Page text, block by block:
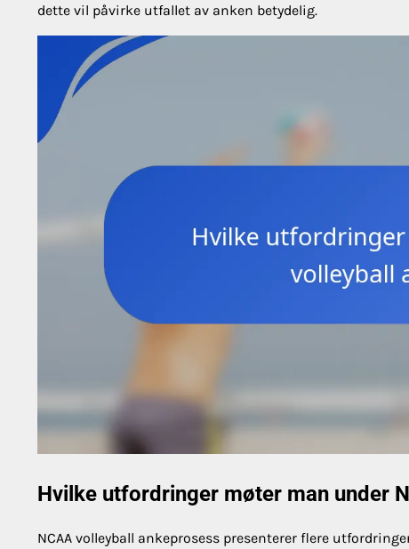
dette vil påvirke utfallet av anken betydelig.
Hvilke utfordringer møter man under
NCAA volleyball ankeprosess presenterer flere